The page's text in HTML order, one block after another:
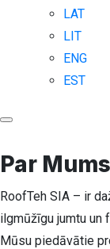
LAT
LIT
ENG
EST
Par Mums
RoofTeh SIA – ir
ilgmūžīgu jumtu un
Mūsu piedāvātie